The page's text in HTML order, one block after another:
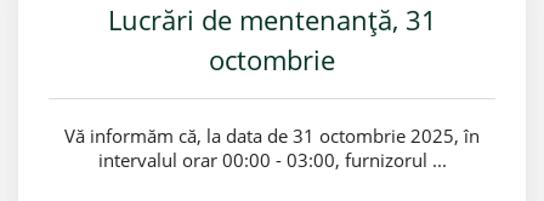
Lucrări de mentenanță, 31
octombrie
Vă informăm că, la data de 31 octombrie 2025, în
intervalul orar 00:00 - 03:00, furnizorul ...